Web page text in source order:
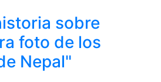
sobre
foto de los
Nepal"